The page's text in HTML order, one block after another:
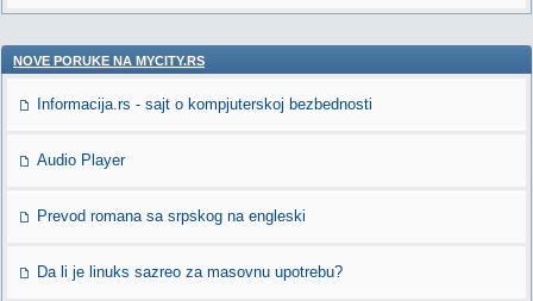
NOVE PORUKE NA MYCITY.RS
Informacija.rs - sajt o kompjuterskoj bezbednosti
Audio Player
Prevod romana sa srpskog na engleski
Da li je linuks sazreo za masovnu upotrebu?